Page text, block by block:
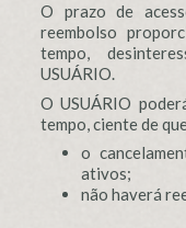
O prazo de
reembolso
tempo,
USUÁRIO.
O USUÁRIO
tempo, ciente de
o
ativos;
não haverá